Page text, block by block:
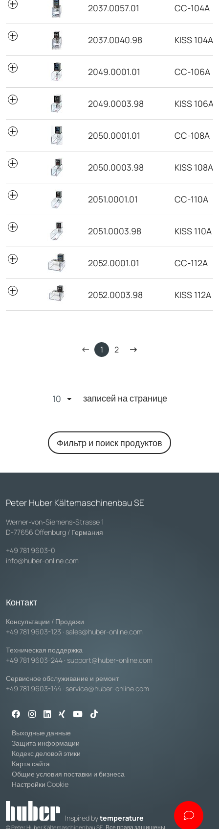
2037.0057.01 CC-104A
2037.0040.98 KISS 104A
2049.0001.01 CC-106A
2049.0003.98 KISS 106A
2050.0001.01 CC-108A
2050.0003.98 KISS 108A
2051.0001.01 CC-110A
2051.0003.98 KISS 110A
2052.0001.01 CC-112A
2052.0003.98 KISS 112A
1 2
записей на странице
Фильтр и поиск продуктов
Peter Huber Kältemaschinenbau SE
Werner-von-Siemens-Strasse 1
D-77656 Offenburg / Германия
+49 781 9603-0
info@huber-online.com
Контакт
Консультации / Продажи
+49 781 9603-123 · sales@huber-online.com
Техническая поддержка
+49 781 9603-244 · support@huber-online.com
Сервисное обслуживание и ремонт
+49 781 9603-144 · service@huber-online.com
Выходные данные
Защита информации
Кодекс деловой этики
Карта сайта
Общие условия поставки и бизнеса
Настройки Cookie
Inspired bytemperature
© Peter Huber Kältemaschinenbau SE. Все права защищены.